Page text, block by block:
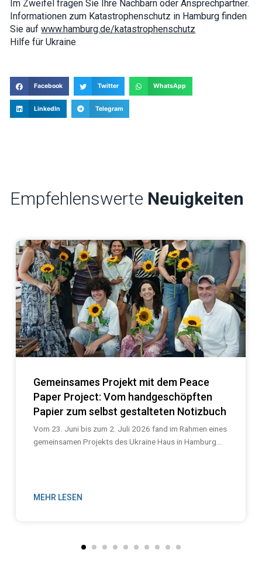
Im Zweifel fragen Sie Ihre Nachbarn oder Ansprechpartner.
Informationen zum Katastrophenschutz in Hamburg finden
Sie aufwww.hamburg.de/katastrophenschutz
Hilfe für Ukraine
Facebook Twitter WhatsApp
LinkedIn Telegram
Empfehlenswerte Neuigkeiten
Gemeinsames Projekt mit dem Peace
Paper Project: Vom handgeschöpften
Papier zum selbst gestalteten Notizbuch
Vom 23. Juni bis zum 2. Juli 2026 fand im Rahmen eines
gemeinsamen Projekts des Ukraine Haus in Hamburg...
MEHR LESEN